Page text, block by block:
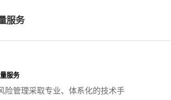
服务
服务
险管理采取专业、体系化的技术手